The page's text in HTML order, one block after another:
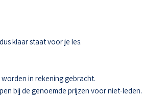
klaar staat voor je les.
in rekening gebracht.
bij de genoemde prijzen voor niet-leden.